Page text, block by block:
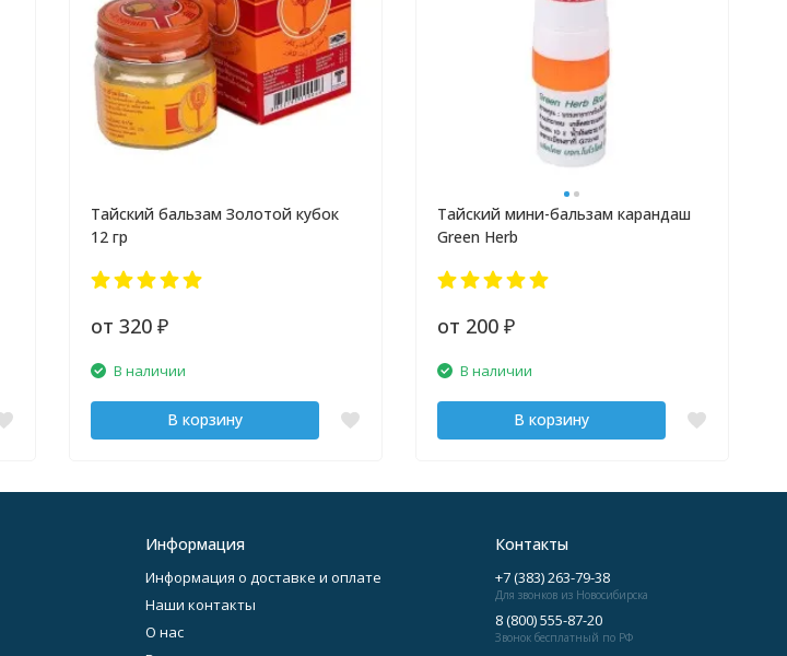
Тайский бальзам Золотой кубок
12 гр
от 320 ₽
В наличии
В корзину
Тайский мини-бальзам карандаш
Green Herb
от 200 ₽
В наличии
В корзину
Информация
Информация о доставке и оплате
Наши контакты
О нас
Контакты
+7 (383) 263-79-38
Для звонков из Новосибирска
8 (800) 555-87-20
Звонок бесплатный по РФ